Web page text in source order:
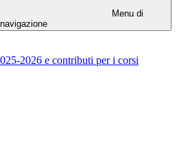
Menu di
navigazione
2026 e contributi per i corsi